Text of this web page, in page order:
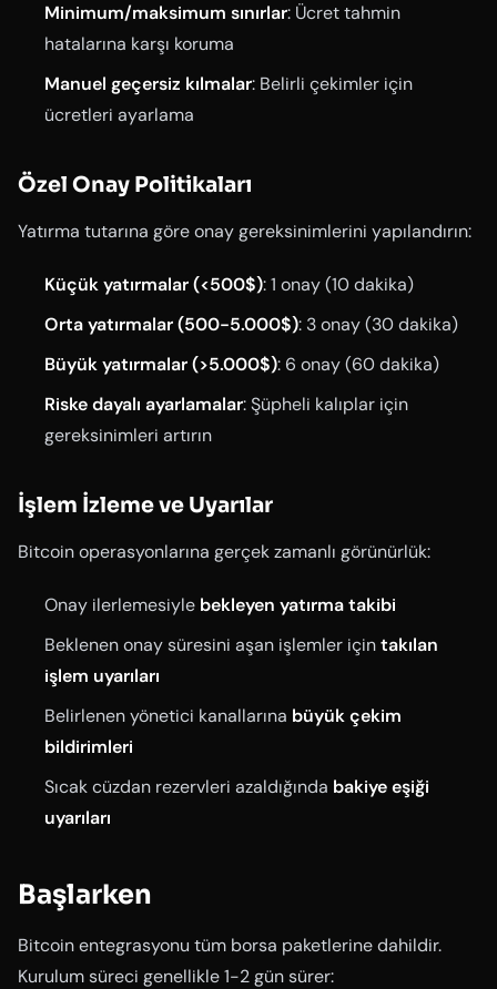
Minimum/maksimum sınırlar: Ücret tahmin
hatalarına karşı koruma
Manuel geçersiz kılmalar: Belirli çekimler için
ücretleri ayarlama
Özel Onay Politikaları
Yatırma tutarına göre onay gereksinimlerini yapılandırın:
Küçük yatırmalar (<500$): 1 onay (10 dakika)
Orta yatırmalar (500-5.000$): 3 onay (30 dakika)
Büyük yatırmalar (>5.000$): 6 onay (60 dakika)
Riske dayalı ayarlamalar: Şüpheli kalıplar için
gereksinimleri artırın
İşlem İzleme ve Uyarılar
Bitcoin operasyonlarına gerçek zamanlı görünürlük:
Onay ilerlemesiyle bekleyen yatırma takibi
Beklenen onay süresini aşan işlemler içintakılan
işlem uyarıları
Belirlenen yönetici kanallarına büyük çekim
bildirimleri
Sıcak cüzdan rezervleri azaldığında bakiye eşiği
uyarıları
Başlarken
Bitcoin entegrasyonu tüm borsa paketlerine dahildir.
Kurulum süreci genellikle 1-2 gün sürer: